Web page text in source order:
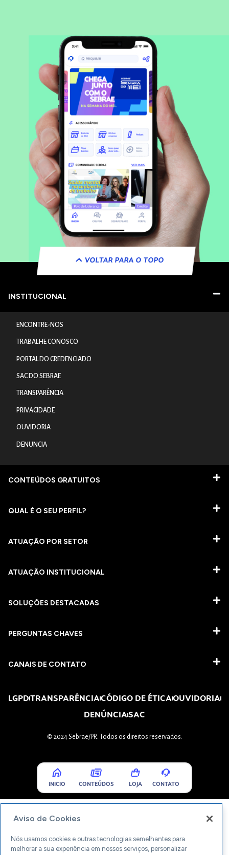
VOLTAR PARA O TOPO
INSTITUCIONAL
ENCONTRE-NOS
TRABALHE CONOSCO
PORTAL DO CREDENCIADO
SAC DO SEBRAE
TRANSPARÊNCIA
PRIVACIDADE
OUVIDORIA
DENUNCIA
CONTEÚDOS GRATUITOS
QUAL É O SEU PERFIL?
ATUAÇÃO POR SETOR
ATUAÇÃO INSTITUCIONAL
SOLUÇÕES DESTACADAS
PERGUNTAS CHAVES​
CANAIS DE CONTATO
LGPDTRANSPARÊNCIACÓDIGO DE ÉTICAOUVIDORIA
DENÚNCIASAC
© 2024 Sebrae/PR. Todos os direitos reservados.
INICIO CONTEÚDOS LOJA CONTATO
Aviso de Cookies
Nós usamos cookies e outras tecnologias semelhantes para
melhorar a sua experiência em nossos serviços, personalizar